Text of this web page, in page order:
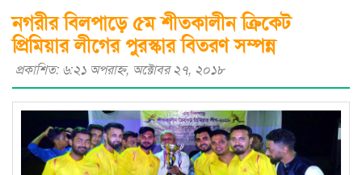
নগরীর বিলপাড়ে ৫ম শীতকালীন ক্রিকেট
প্রিমিয়ার লীগের পুরস্কার বিতরণ সম্পন্ন
প্রকাশিত: ৬:২১ অপরাহ্ণ, অক্টোবর ২৭, ২০১৮